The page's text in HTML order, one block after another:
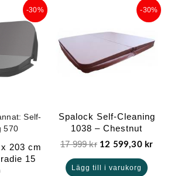
-30%
Self-
570
203 cm
15
Det
nuvarande
priset
är:
5
249,30 kr.
-30%
Spalock Self-Cleaning
1038 – Chestnut
17 999kr
ursprungliga
999 kr.
12 599,30 kr
Det
är:
Lägg till i varukorg